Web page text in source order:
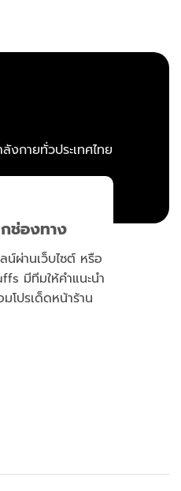
กายทั่วประเทศไทย
ช่องทาง
ผ่านเว็บไซต์ หรือ
มีทีมให้คำแนะนำ
โปรเด็ดหน้าร้าน